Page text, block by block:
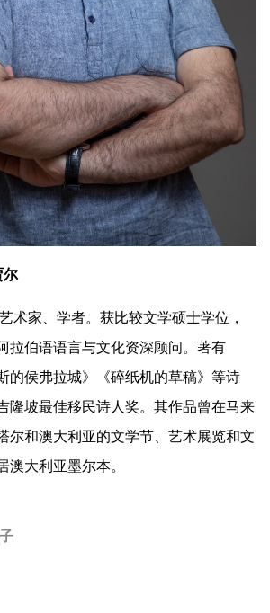
尔
术家、学者。获比较文学硕士学位，
拉伯语语言与文化资深顾问。著有
的侯弗拉城》《碎纸机的草稿》等诗
隆坡最佳移民诗人奖。其作品曾在马来
尔和澳大利亚的文学节、艺术展览和文
澳大利亚墨尔本。